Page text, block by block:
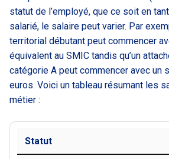
statut de l’employé, que ce soit en
salarié, le salaire peut varier. Par
territorial débutant peut commencer
équivalent au SMIC tandis qu’un
catégorie A peut commencer avec un
euros. Voici un tableau résumant les
métier :
Statut